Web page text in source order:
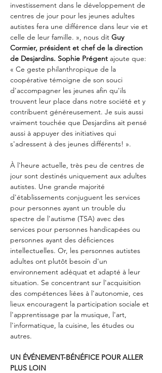
investissement dans le développement de
centres de jour pour les jeunes adultes
autistes fera une différence dans leur vie et
celle de leur famille. », nous dit Guy
Cormier, président et chef de la direction
de Desjardins. Sophie Prégent ajoute que:
« Ce geste philanthropique de la
coopérative témoigne de son souci
d'accompagner les jeunes afin qu'ils
trouvent leur place dans notre société et y
contribuent généreusement. Je suis aussi
vraiment touchée que Desjardins ait pensé
aussi à appuyer des initiatives qui
À l'heure actuelle, très peu de centres de
jour sont destinés uniquement aux adultes
autistes. Une grande majorité
d'établissements conjuguent les services
pour personnes ayant un trouble du
spectre de l'autisme (TSA) avec des
services pour personnes handicapées ou
personnes ayant des déficiences
intellectuelles. Or, les personnes autistes
adultes ont plutôt besoin d'un
environnement adéquat et adapté à leur
situation. Se concentrant sur l'acquisition
des compétences liées à l'autonomie, ces
lieux encouragent la participation sociale et
l'apprentissage par la musique, l'art,
l'informatique, la cuisine, les études ou
autres.
UN ÉVÉNEMENT-BÉNÉFICE POUR ALLER
PLUS LOIN